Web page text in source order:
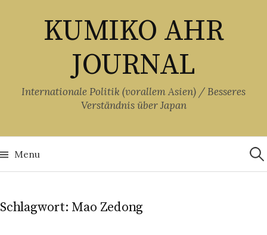
KUMIKO AHR
JOURNAL
Internationale Politik (vorallem Asien) / Besseres
Verständnis über Japan
Menu
Schlagwort: Mao Zedong